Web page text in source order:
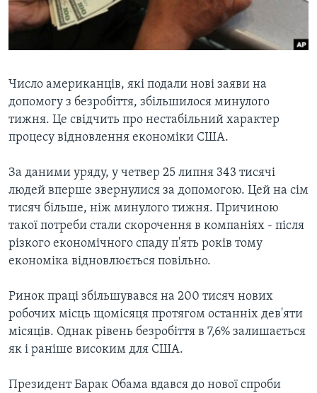
СУСПІЛЬСТВО
ТЕЛЕПРОГРАМИ
ЧАС-TIME
БРИФІНГ ГОЛОСУ АМЕРИКИ
СТУДІЯ ВАШИНГТОН
ПОГЛЯД З ВАШИНГТОНА
ENGLISH
Learning English
МИ В СОЦМЕРЕЖАХ
Мови
Число американців, які подали нові заяви на
допомогу з безробіття, збільшилося минулого
тижня. Це свідчить про нестабільний характер
процесу відновлення економіки США.
За даними уряду, у четвер 25 липня 343 тисячі
людей вперше звернулися за допомогою. Цей на сім
тисяч більше, ніж минулого тижня. Причиною
такої потреби стали скорочення в компаніях - після
різкого економічного спаду п'ять років тому
економіка відновлюється повільно.
Ринок праці збільшувався на 200 тисяч нових
робочих місць щомісяця протягом останніх дев'яти
місяців. Однак рівень безробіття в 7,6% залишається
як і раніше високим для США.
Президент Барак Обама вдався до нової спроби